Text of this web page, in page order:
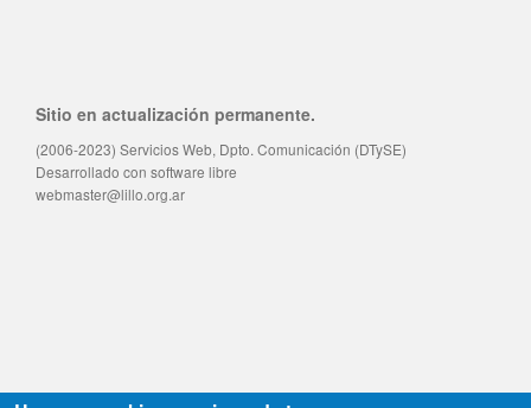
Sitio en actualización permanente.
(2006-2023) Servicios Web, Dpto. Comunicación (DTySE)
Desarrollado con software libre
webmaster@lillo.org.ar